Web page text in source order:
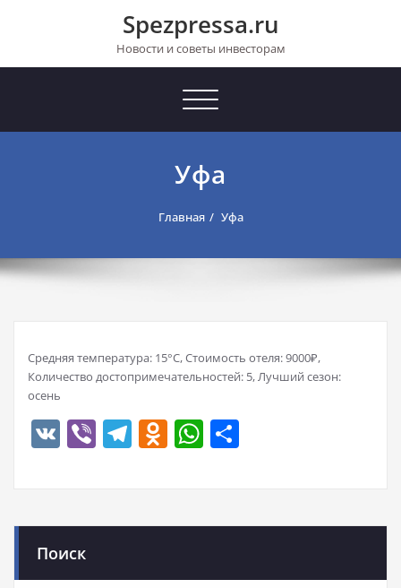
Spezpressa.ru
Новости и советы инвесторам
Toggle
Уфа
Главная Уфа
Средняя температура: 15°C, Стоимость отеля: 9000₽,
Количество достопримечательностей: 5, Лучший сезон:
осень
VK ViberTelegram
Odnoklassniki
WhatsApp
Поиск